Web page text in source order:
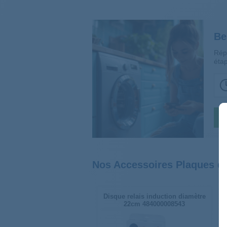
Nos Accessoires Plaques
Disque relais induction diamètre
22cm 484000008543